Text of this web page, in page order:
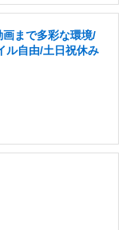
まで多彩な環境/
ル自由/土日祝休み